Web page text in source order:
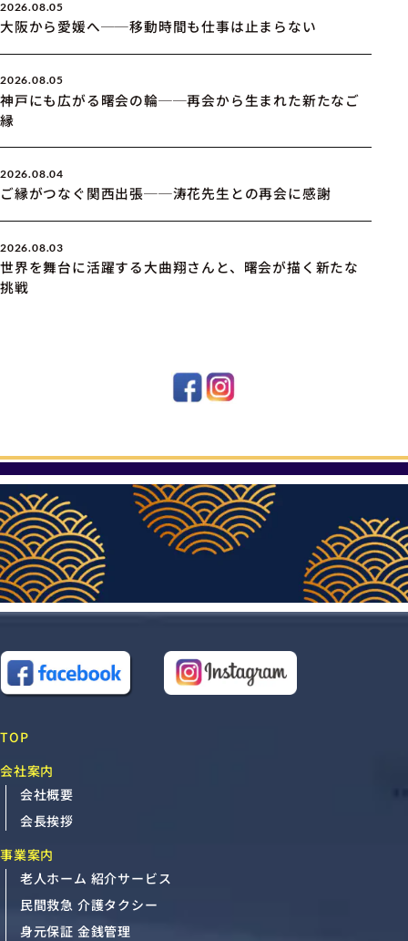
2026.08.05
大阪から愛媛へ──移動時間も仕事は止まらない
2026.08.05
神戸にも広がる曙会の輪──再会から生まれた新たなご
縁
2026.08.04
ご縁がつなぐ関西出張──涛花先生との再会に感謝
2026.08.03
世界を舞台に活躍する大曲翔さんと、曙会が描く新たな
挑戦
TOP
会社案内
会社概要
会長挨拶
事業案内
老人ホーム 紹介サービス
民間救急 介護タクシー
身元保証 金銭管理